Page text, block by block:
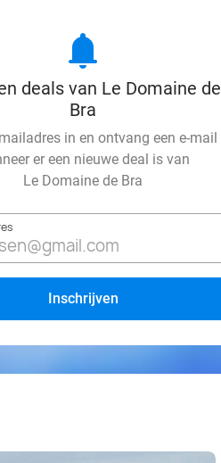
notifications
deals van Le Domaine de
Bra
in en ontvang een e-mail
er een nieuwe deal is van
Le Domaine de Bra
Inschrijven